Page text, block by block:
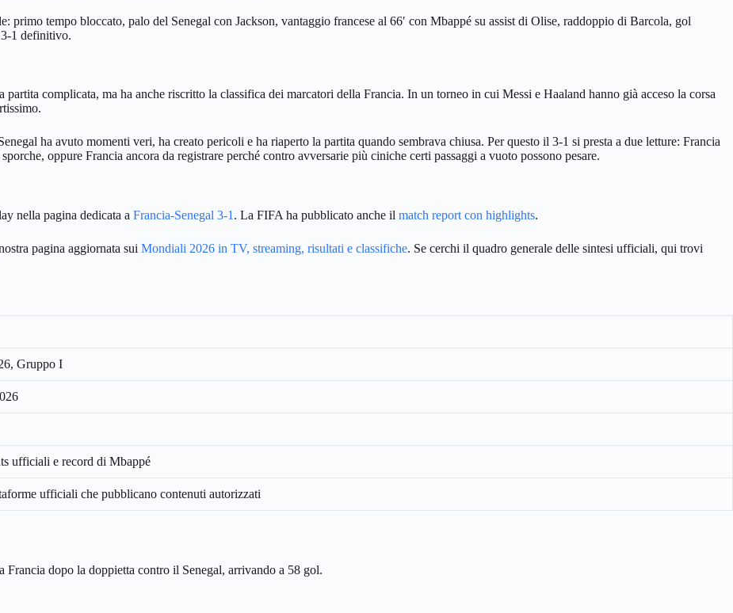
primo tempo bloccato, palo del Senegal con Jackson, vantaggio francese al 66′ con Mbappé su assist di Olise, raddoppio di Barcola, gol
1 definitivo.
complicata, ma ha anche riscritto la classifica dei marcatori della Francia. In un torneo in cui Messi e Haaland hanno già acceso la corsa
ha avuto momenti veri, ha creato pericoli e ha riaperto la partita quando sembrava chiusa. Per questo il 3-1 si presta a due letture: Francia
oppure Francia ancora da registrare perché contro avversarie più ciniche certi passaggi a vuoto possono pesare.
nella pagina dedicata a Francia-Senegal 3-1 . La FIFA ha pubblicato anche il match report con highlights.
pagina aggiornata sui Mondiali 2026 in TV, streaming, risultati e classifiche. Se cerchi il quadro generale delle sintesi ufficiali, qui trovi
Gruppo I
ufficiali e record di Mbappé
ufficiali che pubblicano contenuti autorizzati
dopo la doppietta contro il Senegal, arrivando a 58 gol.